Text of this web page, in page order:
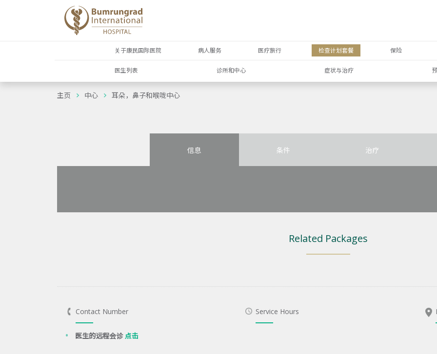
关于康民国际医院 病人服务 医疗旅行 检查计划套餐 保险
医生列表 诊所和中心 症状与治疗
主页 中心 耳朵，鼻子和喉咙中心
信息 条件 治疗
Related Packages
Contact Number
医生的远程会诊点击
Service Hours